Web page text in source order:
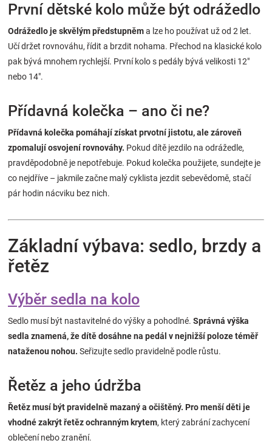
První dětské kolo může být odrážedlo
Odrážedlo je skvělým předstupněma lze ho používat už od 2 let.
Učí držet rovnováhu, řídit a brzdit nohama. Přechod na klasické kolo
pak bývá mnohem rychlejší. První kolo s pedály bývá velikosti 12"
nebo 14".
Přídavná kolečka – ano či ne?
Přídavná kolečka pomáhají získat prvotní jistotu, ale zároveň
zpomalují osvojení rovnováhy. Pokud dítě jezdilo na odrážedle,
pravděpodobně je nepotřebuje. Pokud kolečka použijete, sundejte je
co nejdříve – jakmile začne malý cyklista jezdit sebevědomě, stačí
pár hodin nácviku bez nich.
Základní výbava: sedlo, brzdy a
řetěz
Výběr sedla na kolo
Sedlo musí být nastavitelné do výšky a pohodlné. Správná výška
sedla znamená, že dítě dosáhne na pedál v nejnižší poloze téměř
nataženou nohou. Seřizujte sedlo pravidelně podle růstu.
Řetěz a jeho údržba
Řetěz musí být pravidelně mazaný a očištěný. Pro menší děti je
vhodné zakrýt řetěz ochranným krytem, který zabrání zachycení
oblečení nebo zranění.